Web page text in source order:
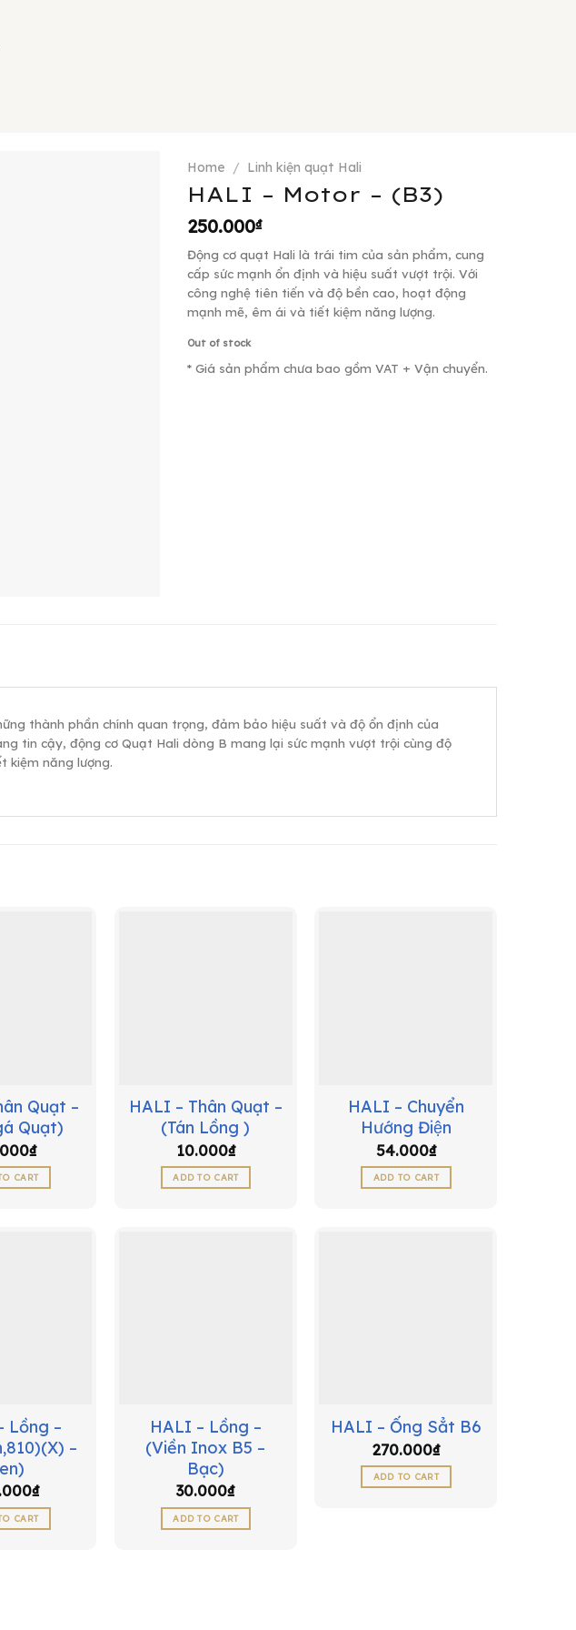
Home / Linh kiện quạt Hali
HALI – Motor – (B3)
250.000₫
Động cơ quạt Hali là trái tim của sản phẩm, cung
cấp sức mạnh ổn định và hiệu suất vượt trội. Với
công nghệ tiên tiến và độ bền cao, hoạt động
mạnh mẽ, êm ái và tiết kiệm năng lượng.
Out of stock
* Giá sản phẩm chưa bao gồm VAT + Vận chuyển.
thành phần chính quan trọng, đảm bảo hiệu suất và độ ổn định của
tin cậy, động cơ Quạt Hali dòng B mang lại sức mạnh vượt trội cùng độ
kiệm năng lượng.
Quạt –
Quạt)
₫
CART
HALI – Thân Quạt –
(Tán Lồng )
10.000₫
ADD TO CART
HALI – Chuyển
Hướng Điện
54.000₫
ADD TO CART
Lồng –
–
₫
CART
HALI – Lồng –
(Viền Inox B5 –
Bạc)
30.000₫
ADD TO CART
HALI – Ống Sẳt B6
270.000₫
ADD TO CART